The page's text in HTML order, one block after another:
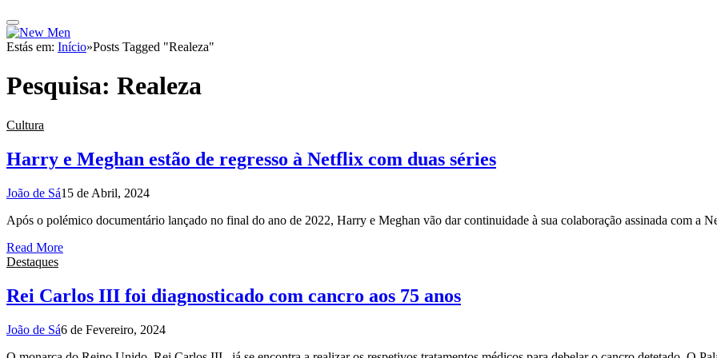
Estás em: Início»Posts Tagged "Realeza"
Pesquisa: Realeza
Cultura
Harry e Meghan estão de regresso à Netflix com duas séries
João de Sá15 de Abril, 2024
Após o polémico documentário lançado no final do ano de 2022, Harry e Meghan vão dar continuidade à sua colaboração assinada com a
Read More
Destaques
Rei Carlos III foi diagnosticado com cancro aos 75 anos
João de Sá6 de Fevereiro, 2024